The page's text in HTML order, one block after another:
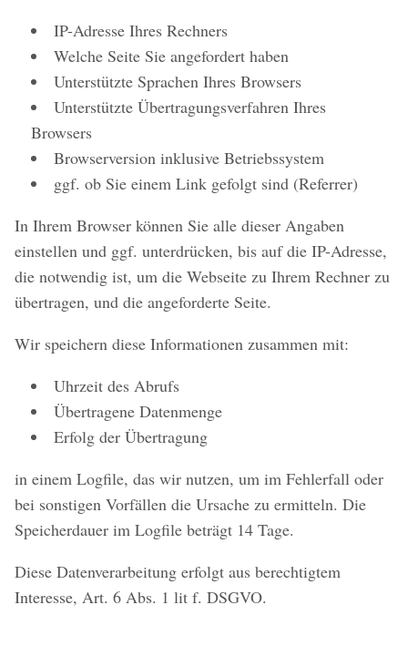
IP-Adresse Ihres Rechners
Welche Seite Sie angefordert haben
Unterstützte Sprachen Ihres Browsers
Unterstützte Übertragungsverfahren Ihres
Browsers
Browserversion inklusive Betriebssystem
ggf. ob Sie einem Link gefolgt sind (Referrer)
In Ihrem Browser können Sie alle dieser Angaben
einstellen und ggf. unterdrücken, bis auf die IP-Adresse,
die notwendig ist, um die Webseite zu Ihrem Rechner zu
übertragen, und die angeforderte Seite.
Wir speichern diese Informationen zusammen mit:
Uhrzeit des Abrufs
Übertragene Datenmenge
Erfolg der Übertragung
in einem Logfile, das wir nutzen, um im Fehlerfall oder
bei sonstigen Vorfällen die Ursache zu ermitteln. Die
Speicherdauer im Logfile beträgt 14 Tage.
Diese Datenverarbeitung erfolgt aus berechtigtem
Interesse, Art. 6 Abs. 1 lit f. DSGVO.